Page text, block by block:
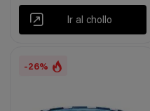
Ir al chollo
-26%